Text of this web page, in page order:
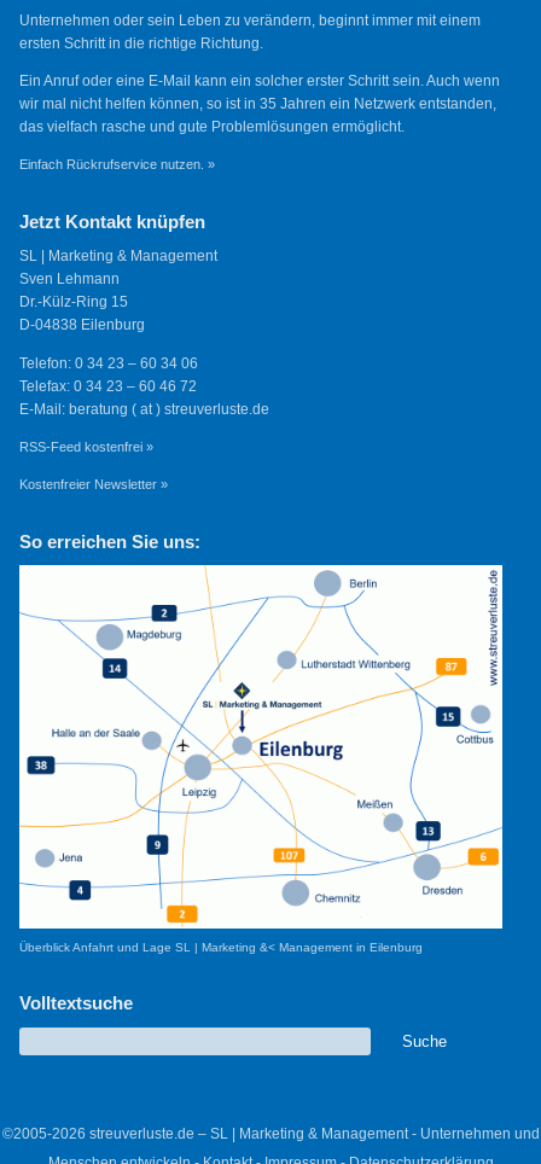
Unternehmen oder sein Leben zu verändern, beginnt immer mit einem
ersten Schritt in die richtige Richtung.
Ein Anruf oder eine E-Mail kann ein solcher erster Schritt sein. Auch wenn
wir mal nicht helfen können, so ist in 35 Jahren ein Netzwerk entstanden,
das vielfach rasche und gute Problemlösungen ermöglicht.
Einfach Rückrufservice nutzen. »
Jetzt Kontakt knüpfen
SL | Marketing & Management
Sven Lehmann
Dr.-Külz-Ring 15
D-04838 Eilenburg
Telefon: 0 34 23 – 60 34 06
Telefax: 0 34 23 – 60 46 72
E-Mail: beratung ( at ) streuverluste.de
RSS-Feed kostenfrei »
Kostenfreier Newsletter »
So erreichen Sie uns:
Überblick Anfahrt und Lage SL | Marketing &< Management in Eilenburg
Volltextsuche
©2005-2026 streuverluste.de – SL | Marketing & Management - Unternehmen und